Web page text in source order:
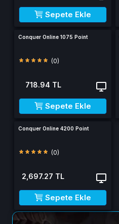
Sepete Ekle
Conquer Online 1075 Point
(0)
718.94 TL
Sepete Ekle
Conquer Online 4200 Point
(0)
2,697.27 TL
Sepete Ekle